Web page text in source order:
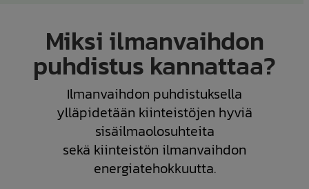
Miksi ilmanvaihdon
puhdistus kannattaa?
Ilmanvaihdon puhdistuksella
ylläpidetään kiinteistöjen hyviä
sisäilmaolosuhteita
sekä kiinteistön ilmanvaihdon
energiatehokkuutta.